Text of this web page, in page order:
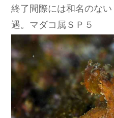
終了間際には和名のな
遇。マダコ属ＳＰ５